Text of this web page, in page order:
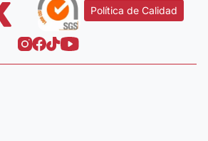
Política de Calidad